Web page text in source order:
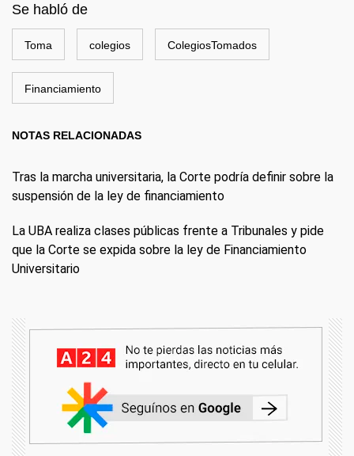
Se habló de
Toma colegios ColegiosTomados
Financiamiento
NOTAS RELACIONADAS
Tras la marcha universitaria, la Corte podría definir sobre la
suspensión de la ley de financiamiento
La UBA realiza clases públicas frente a Tribunales y pide
que la Corte se expida sobre la ley de Financiamiento
Universitario